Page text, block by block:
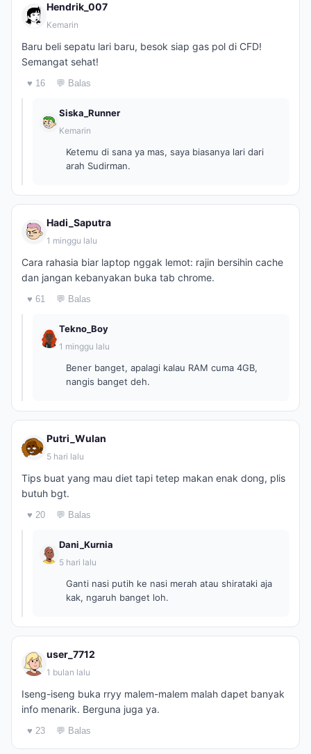
Hendrik_007
Kemarin
Baru beli sepatu lari baru, besok siap gas pol di CFD!
Semangat sehat!
♥ 16 💬 Balas
Siska_Runner
Kemarin
Ketemu di sana ya mas, saya biasanya lari dari
arah Sudirman.
Hadi_Saputra
1 minggu lalu
Cara rahasia biar laptop nggak lemot: rajin bersihin cache
dan jangan kebanyakan buka tab chrome.
♥ 61 💬 Balas
Tekno_Boy
1 minggu lalu
Bener banget, apalagi kalau RAM cuma 4GB,
nangis banget deh.
Putri_Wulan
5 hari lalu
Tips buat yang mau diet tapi tetep makan enak dong, plis
butuh bgt.
♥ 20 💬 Balas
Dani_Kurnia
5 hari lalu
Ganti nasi putih ke nasi merah atau shirataki aja
kak, ngaruh banget loh.
user_7712
1 bulan lalu
Iseng-iseng buka rryy malem-malem malah dapet banyak
info menarik. Berguna juga ya.
♥ 23 💬 Balas